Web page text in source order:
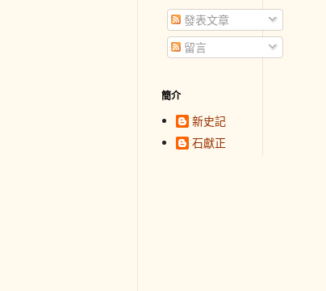
發表文章
留言
簡介
新史記
石獻正